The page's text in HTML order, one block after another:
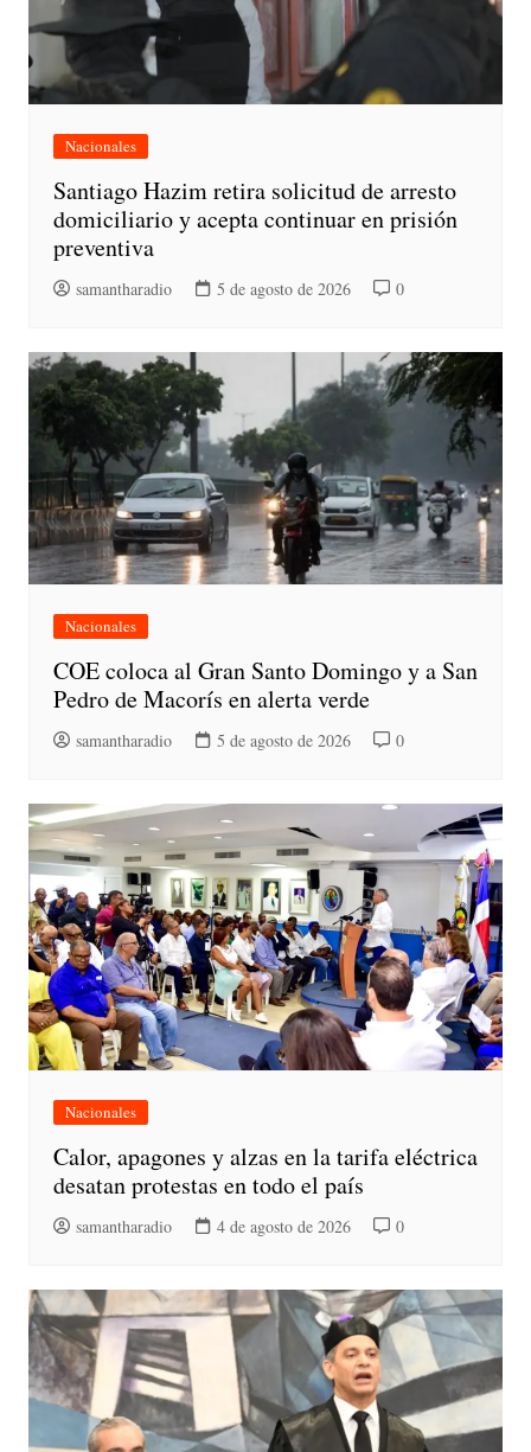
Nacionales
Santiago Hazim retira solicitud de arresto
domiciliario y acepta continuar en prisión
preventiva
samantharadio 5 de agosto de 2026 0
Nacionales
COE coloca al Gran Santo Domingo y a San
Pedro de Macorís en alerta verde
samantharadio 5 de agosto de 2026 0
Nacionales
Calor, apagones y alzas en la tarifa eléctrica
desatan protestas en todo el país
samantharadio 4 de agosto de 2026 0